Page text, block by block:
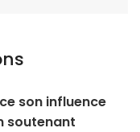
son influence
soutenant